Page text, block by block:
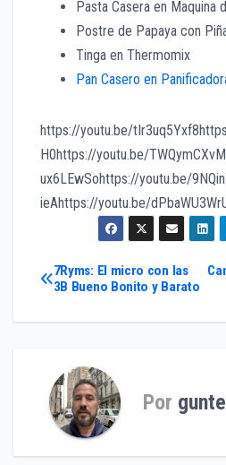
Pasta Casera en Maquina
Postre de Papaya con
Tinga en Thermomix
Pan Casero en
https://youtu.be/
H0https://youtu.be/
ux6LEwSohttps://youtu.be/
ieAhttps://youtu.be/
Navegación
de
7Ryms: El micro con las
3B Bueno Bonito y Barato
Por